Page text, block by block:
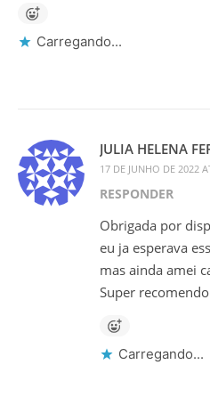
Carregando...
JULIA HELENA
17 DE JUNHO DE 2022
RESPONDER
Obrigada por
eu ja esperava
mas ainda amei
Super
Carregando...